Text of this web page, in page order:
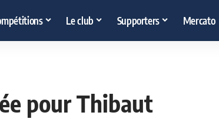
Le club Supporters Mercato
pour Thibaut